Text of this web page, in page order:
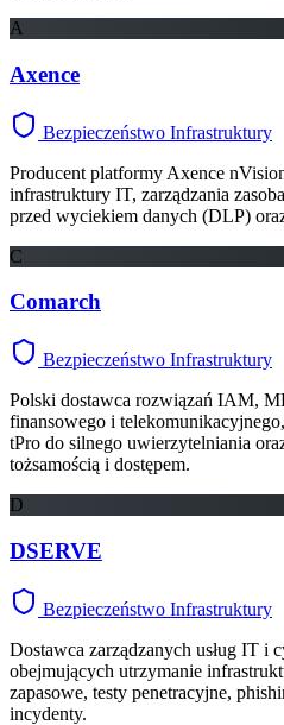
A
Axence
Bezpieczeństwo Infrastruktury
Producent platformy Axence
infrastruktury IT, zarządzania
przed wyciekiem danych (DLP)
C
Comarch
Bezpieczeństwo Infrastruktury
Polski dostawca rozwiązań IAM,
finansowego i
tPro do silnego uwierzytelniania
tożsamością i dostępem.
D
DSERVE
Bezpieczeństwo Infrastruktury
Dostawca zarządzanych usług IT i
obejmujących utrzymanie
zapasowe, testy penetracyjne,
incydenty.